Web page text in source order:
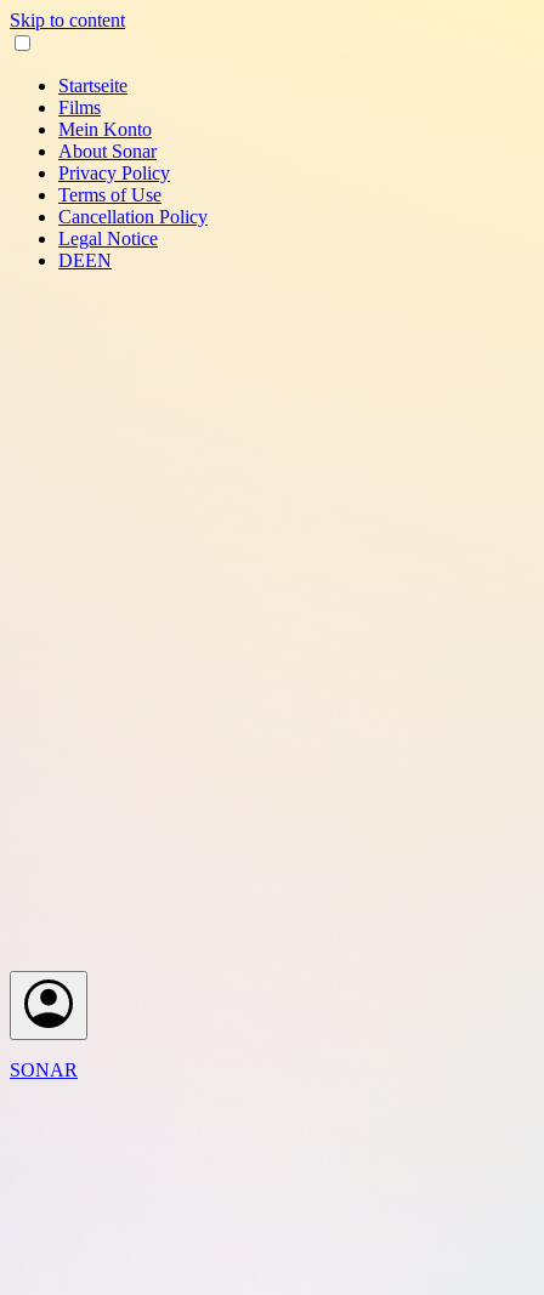
Skip to content
Startseite
Films
Mein Konto
About Sonar
Privacy Policy
Terms of Use
Cancellation Policy
Legal Notice
DEEN
SONAR